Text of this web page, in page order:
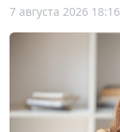
7 августа 2026 18:16